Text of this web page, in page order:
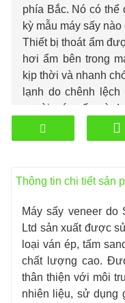
phía Bắc. Nó có thể
kỳ mẫu máy sấy
Thiết bị thoát ẩm
hơi ẩm bên trong
kịp thời và nhanh
lạnh do chênh
ngoài máy sấy. và
áp suất bên trong
Thông tin chi tiết sản
Máy sấy veneer do
Ltd sản xuất được
loại ván ép, tấm
chất lượng cao.
thân thiện với môi
nhiên liệu, sử dụng